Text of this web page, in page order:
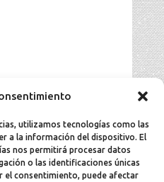
utilizamos tecnologías como las
a la información del dispositivo. El
nos permitirá procesar datos
o las identificaciones únicas
el consentimiento, puede afectar